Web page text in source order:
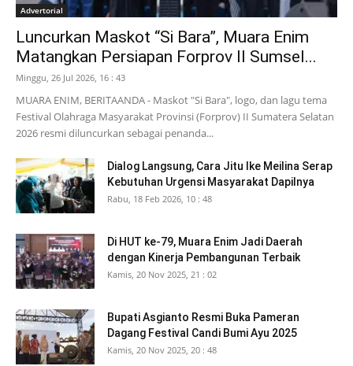
Advertorial
Luncurkan Maskot “Si Bara”, Muara Enim
Matangkan Persiapan Forprov II Sumsel...
Minggu, 26 Jul 2026, 16 : 43
MUARA ENIM, BERITAANDA - Maskot "Si Bara", logo, dan lagu tema
Festival Olahraga Masyarakat Provinsi (Forprov) II Sumatera Selatan
2026 resmi diluncurkan sebagai penanda...
Dialog Langsung, Cara Jitu Ike Meilina Serap
Kebutuhan Urgensi Masyarakat Dapilnya
Rabu, 18 Feb 2026, 10 : 48
Di HUT ke-79, Muara Enim Jadi Daerah
dengan Kinerja Pembangunan Terbaik
Kamis, 20 Nov 2025, 21 : 02
Bupati Asgianto Resmi Buka Pameran
Dagang Festival Candi Bumi Ayu 2025
Kamis, 20 Nov 2025, 20 : 48